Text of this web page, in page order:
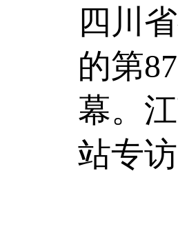
四川
的第
幕。
站专访